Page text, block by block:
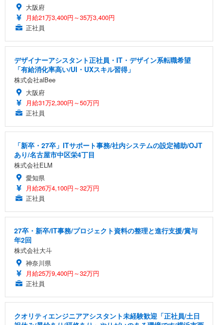
大阪府
月給21万3,400円～35万3,400円
正社員
デザイナーアシスタント正社員・IT・デザイン系転職希望
「有給消化率高い/UI・UXスキル習得」
株式会社alBee
大阪府
月給31万2,300円～50万円
正社員
「新卒・27卒」ITサポート事務/社内システムの設定補助/OJT
あり/名古屋市中区栄4丁目
株式会社ELM
愛知県
月給26万4,100円～32万円
正社員
27卒・新卒/IT事務/プロジェクト資料の整理と進行支援/賞与
年2回
株式会社大斗
神奈川県
月給25万9,400円～32万円
正社員
クオリティエンジニアアシスタント未経験歓迎「正社員/土日